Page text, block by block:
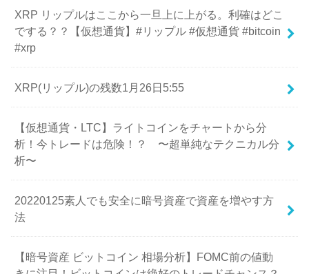
XRP リップルはここから一旦上に上がる。利確はどこ
でする？？【仮想通貨】#リップル #仮想通貨 #bitcoin
#xrp
XRP(リップル)の残数1月26日5:55
【仮想通貨・LTC】ライトコインをチャートから分
析！今トレードは危険！？ 〜超単純なテクニカル分
析〜
20220125素人でも安全に暗号資産で資産を増やす方
法
【暗号資産 ビットコイン 相場分析】FOMC前の値動